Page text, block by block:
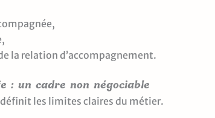
la relation d’accompagnement.
: un cadre non négociable
les limites claires du métier.